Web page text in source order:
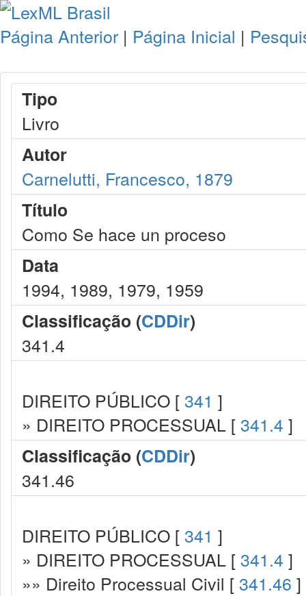
Página Anterior | Página Inicial |
Tipo
Livro
Autor
Carnelutti, Francesco, 1879
Título
Como Se hace un proceso
Data
1994, 1989, 1979, 1959
Classificação (CDDir)
341.4
DIREITO PÚBLICO [ 341 ]
» DIREITO PROCESSUAL [ 341.4 ]
Classificação (CDDir)
341.46
DIREITO PÚBLICO [ 341 ]
» DIREITO PROCESSUAL [ 341.4 ]
»» Direito Processual Civil [ 341.46 ]